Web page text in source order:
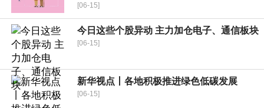
[06-15]
今日这些个股异动 主力加仓电子、通信板块
[06-15]
新华视点丨各地积极推进绿色低碳发展
[06-15]